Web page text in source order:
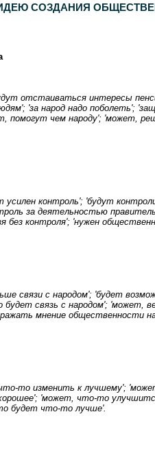
СОЗДАНИЯ
отстаиваться интересы
'за народ надо
помогут чем народу'; 'может,
усилен контроль'; 'будут
за деятельностью
без контроля'; 'нужен
связи с народом'; 'будет
связь с народом'; 'может,
мнение общественности
то изменить к лучшему';
'может, что-то
будет что-то лучше'.